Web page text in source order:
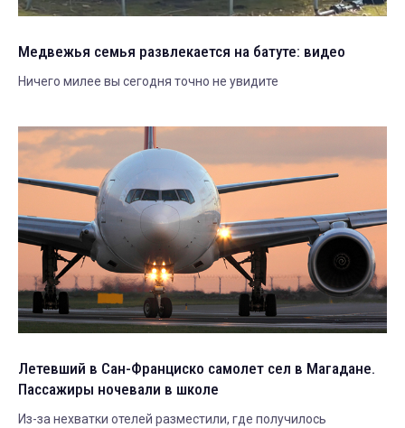
Медвежья семья развлекается на батуте: видео
Ничего милее вы сегодня точно не увидите
Летевший в Сан-Франциско самолет сел в Магадане.
Пассажиры ночевали в школе
Из-за нехватки отелей разместили, где получилось